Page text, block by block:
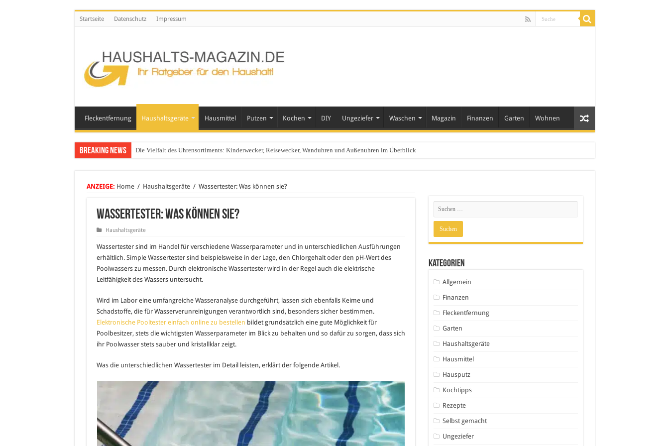
Startseite Datenschutz Impressum
Fleckentfernung Haushaltsgeräte Hausmittel Putzen Kochen DIY Ungeziefer Waschen Magazin Finanzen Garten Wohnen
Breaking News Die Vielfalt des Uhrensortiments: Kinderwecker, Reisewecker, Wanduhren und Außenuhren im Überblick
Glasgeländer in modernen Wohnhäusern
ANZEIGE: Home / Haushaltsgeräte / Wassertester: Was können sie?
Wassertester: Was können sie?
Haushaltsgeräte
Wassertester sind im Handel für verschiedene Wasserparameter und in unterschiedlichen Ausführungen
erhältlich. Simple Wassertester sind beispielsweise in der Lage, den Chlorgehalt oder den pH-Wert des
Poolwassers zu messen. Durch elektronische Wassertester wird in der Regel auch die elektrische
Leitfähigkeit des Wassers untersucht.
Wird im Labor eine umfangreiche Wasseranalyse durchgeführt, lassen sich ebenfalls Keime und
Schadstoffe, die für Wasserverunreinigungen verantwortlich sind, besonders sicher bestimmen.
Elektronische Pooltester einfach online zu bestellen bildet grundsätzlich eine gute Möglichkeit für
Poolbesitzer, stets die wichtigsten Wasserparameter im Blick zu behalten und so dafür zu sorgen, dass sich
ihr Poolwasser stets sauber und kristallklar zeigt.
Was die unterschiedlichen Wassertester im Detail leisten, erklärt der folgende Artikel.
Kategorien
Allgemein
Finanzen
Fleckentfernung
Garten
Haushaltsgeräte
Hausmittel
Hausputz
Kochtipps
Rezepte
Selbst gemacht
Ungeziefer